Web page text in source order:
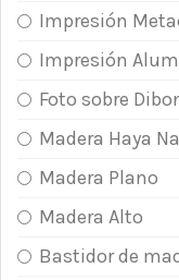
Impresión
Impresión
Foto sobre
Madera Haya
Madera Plano
Madera Alto
Bastidor de